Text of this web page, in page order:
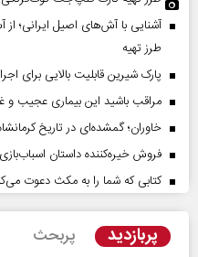
آشنایی با آش‌های اصیل ایرانی؛
طرز تهیه
پارک شیرین قابلیت‌ بالایی برای
مراقب باشید این بیماری عجیب و
خاوران؛ گمشده‌ای در تاریخ
فروش خیره‌کننده داستان اسباب‌بازی ۵؛ بزرگ‌ترین افتتاحیه سال برای پیکسار
کتابی که شما را به مکث دعوت
پربازدید پربحث